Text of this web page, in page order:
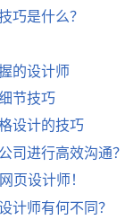
巧是什么？
的设计师
节技巧
设计的技巧
司进行高效沟通
页设计师！
计师有何不同？